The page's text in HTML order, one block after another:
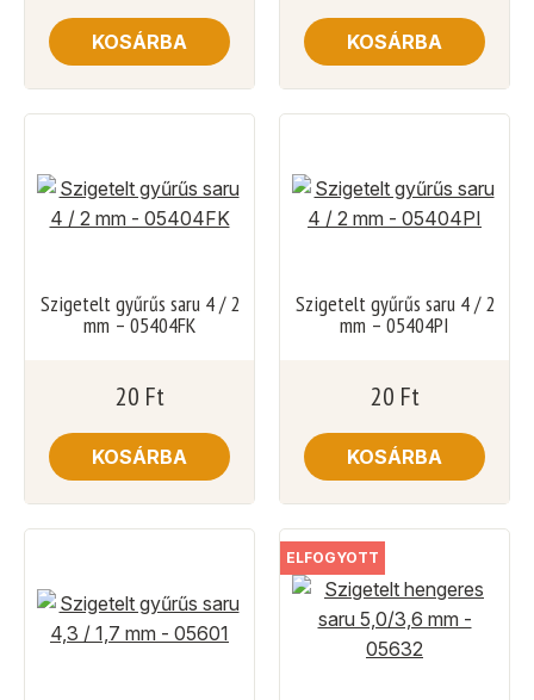
KOSÁRBA KOSÁRBA
Szigetelt gyűrűs saru 4 / 2
mm – 05404FK
20 Ft
KOSÁRBA
Szigetelt gyűrűs saru 4 / 2
mm – 05404PI
20 Ft
KOSÁRBA
ELFOGYOTT